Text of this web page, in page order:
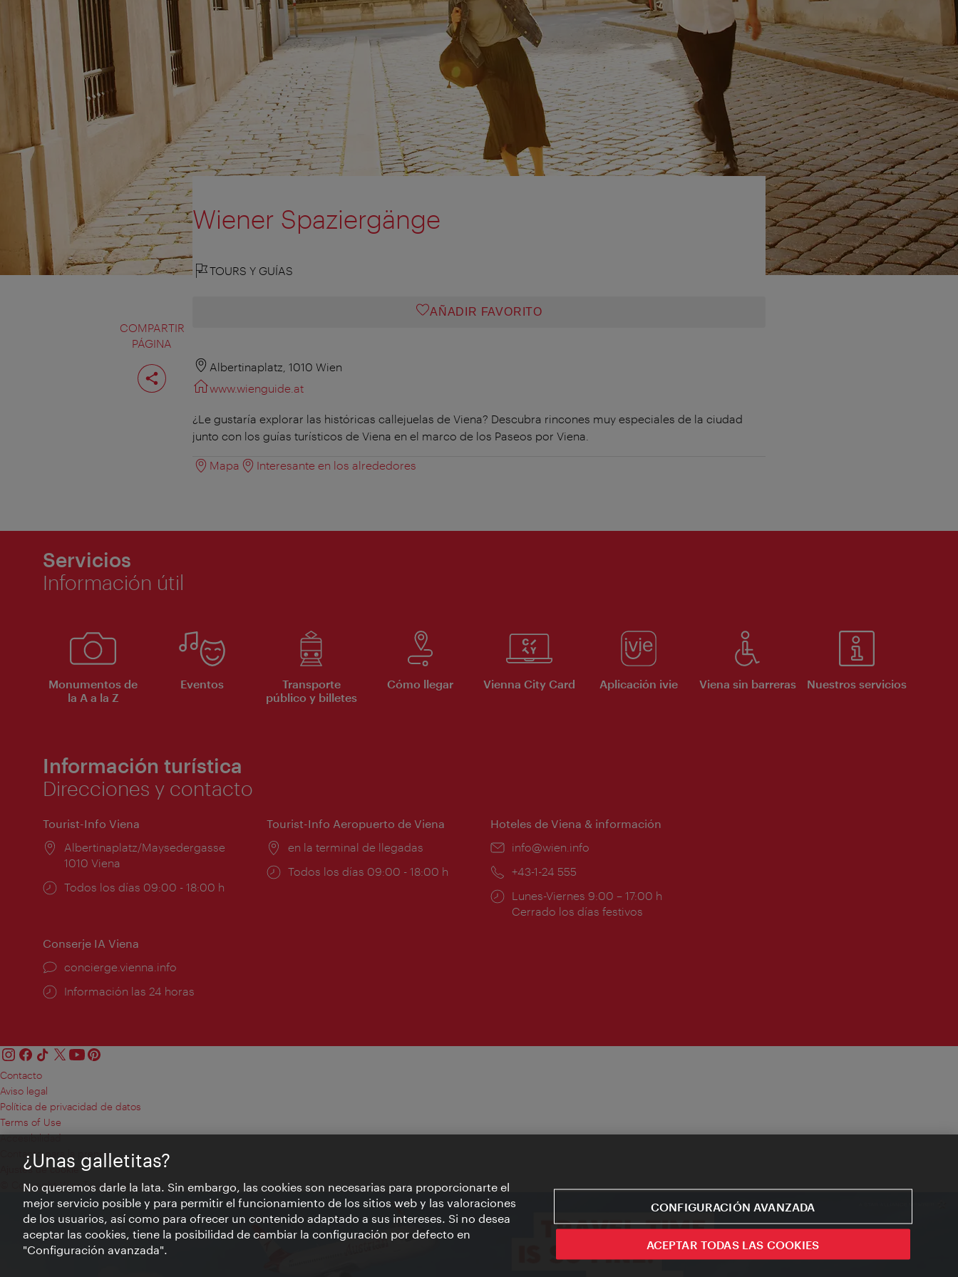
COMPARTIR
PÁGINA
Compartir
página
Wiener Spaziergänge
TOURS Y GUÍAS
AÑADIR FAVORITO
Albertinaplatz, 1010 Wien
www.wienguide.at
¿Le gustaría explorar las históricas callejuelas de Viena? Descubra rincones muy especiales de la ciudad
junto con los guías turísticos de Viena en el marco de los Paseos por Viena.
Mapa Interesante en los alrededores
Servicios
Información útil
Monumentos de
la A a la Z
Eventos
Transporte
público y billetes
Cómo llegar Vienna City Card Aplicación ivie Viena sin barreras Nuestros servicios
Información turística
Direcciones y contacto
Tourist-Info Viena
Lugar:
Albertinaplatz/Maysedergasse
1010 Viena
Horarios
Todos los días 09:00 - 18:00 h
Tourist-Info Aeropuerto de Viena
Lugar:
en la terminal de llegadas
Horarios
Todos los días 09:00 - 18:00 h
Hoteles de Viena & información
e-
info@wien.info
Teléfono:
+43-1-24 555
Horarios
de
Lunes-Viernes 9:00 – 17:00 h
Cerrado los días festivos
Conserje IA Viena
concierge.vienna.info
Información las 24 horas
Contacto
Aviso legal
Política de privacidad de datos
Terms of Use
Accesibilidad
Contacto para la prensa
Ajustes de cookie
© Copyright WienTourismus
¿Unas galletitas?
No queremos darle la lata. Sin embargo, las cookies son necesarias para proporcionarte el
mejor servicio posible y para permitir el funcionamiento de los sitios web y las valoraciones
de los usuarios, así como para ofrecer un contenido adaptado a sus intereses. Si no desea
aceptar las cookies, tiene la posibilidad de cambiar la configuración por defecto en
"Configuración avanzada".
CONFIGURACIÓN AVANZADA
ACEPTAR TODAS LAS COOKIES